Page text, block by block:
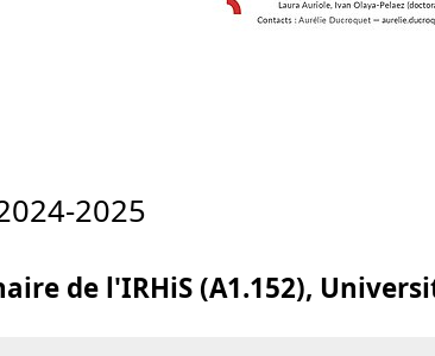
2025
de l'IRHiS (A1.152),